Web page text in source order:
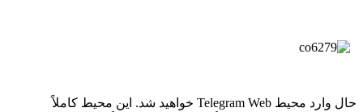
حال وارد محیط Telegram Web خواهید شد. این محیط کاملاً